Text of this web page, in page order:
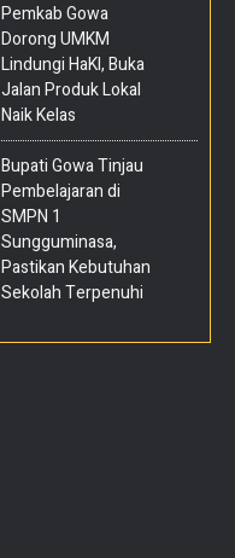
Pemkab Gowa
Dorong UMKM
Lindungi HaKI, Buka
Jalan Produk Lokal
Naik Kelas
Bupati Gowa Tinjau
Pembelajaran di
SMPN 1
Sungguminasa,
Pastikan Kebutuhan
Sekolah Terpenuhi